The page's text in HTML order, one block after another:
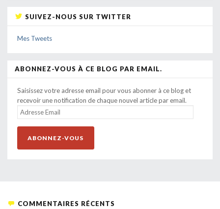
SUIVEZ-NOUS SUR TWITTER
Mes Tweets
ABONNEZ-VOUS À CE BLOG PAR EMAIL.
Saisissez votre adresse email pour vous abonner à ce blog et
recevoir une notification de chaque nouvel article par email.
ADRESSE
EMAIL
ABONNEZ-VOUS
COMMENTAIRES RÉCENTS